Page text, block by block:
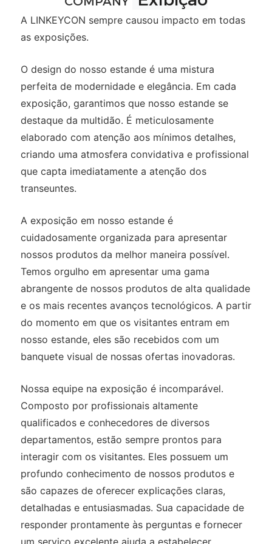
A LINKEYCON sempre causou impacto em todas
as exposições.
O design do nosso estande é uma mistura
perfeita de modernidade e elegância. Em cada
exposição, garantimos que nosso estande se
destaque da multidão. É meticulosamente
elaborado com atenção aos mínimos detalhes,
criando uma atmosfera convidativa e profissional
que capta imediatamente a atenção dos
transeuntes.
A exposição em nosso estande é
cuidadosamente organizada para apresentar
nossos produtos da melhor maneira possível.
Temos orgulho em apresentar uma gama
abrangente de nossos produtos de alta qualidade
e os mais recentes avanços tecnológicos. A partir
do momento em que os visitantes entram em
nosso estande, eles são recebidos com um
banquete visual de nossas ofertas inovadoras.
Nossa equipe na exposição é incomparável.
Composto por profissionais altamente
qualificados e conhecedores de diversos
departamentos, estão sempre prontos para
interagir com os visitantes. Eles possuem um
profundo conhecimento de nossos produtos e
são capazes de oferecer explicações claras,
detalhadas e entusiasmadas. Sua capacidade de
responder prontamente às perguntas e fornecer
um serviço excelente ajuda a estabelecer